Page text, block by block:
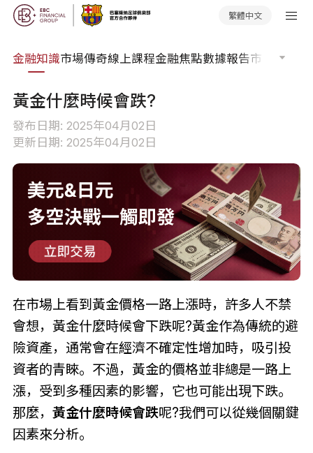
繁體中文
金融知識市場傳奇線上課程金融焦點數據報告市場分析
黃金什麼時候會跌?
發布日期: 2025年04月02日
更新日期: 2025年04月02日
在市場上看到黃金價格一路上漲時，許多人不禁
會想，黃金什麼時候會下跌呢?黃金作為傳統的避
險資產，通常會在經濟不確定性增加時，吸引投
資者的青睞。不過，黃金的價格並非總是一路上
漲，受到多種因素的影響，它也可能出現下跌。
那麼， 黃金什麼時候會跌呢?我們可以從幾個關鍵
因素來分析。